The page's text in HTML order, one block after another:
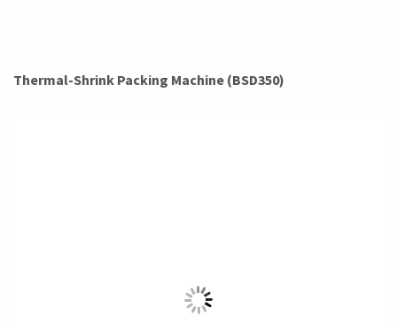
Thermal-Shrink Packing Machine (BSD350)